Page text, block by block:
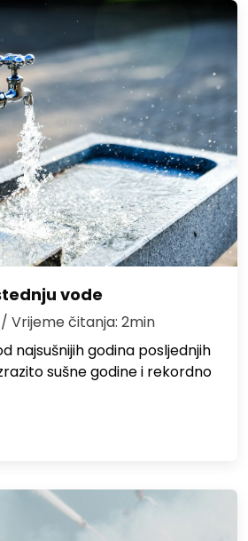
vode
/ Vrijeme čitanja: 2min
najsušnijih godina posljednjih
sušne godine i rekordno